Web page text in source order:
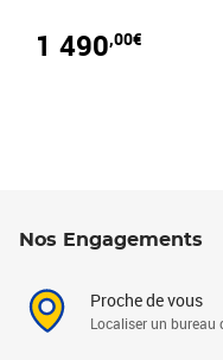
1 490,00€
Nos Engagements
Proche de vous
Localiser un bureau